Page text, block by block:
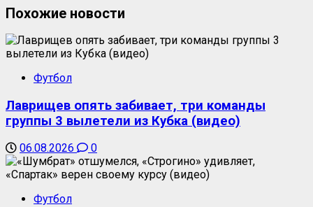
Похожие новости
Футбол
Лаврищев опять забивает, три команды
группы 3 вылетели из Кубка (видео)
06.08.2026 0
Футбол